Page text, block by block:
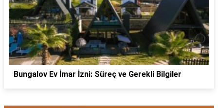
Bungalov Ev İmar İzni: Süreç ve Gerekli Bilgiler